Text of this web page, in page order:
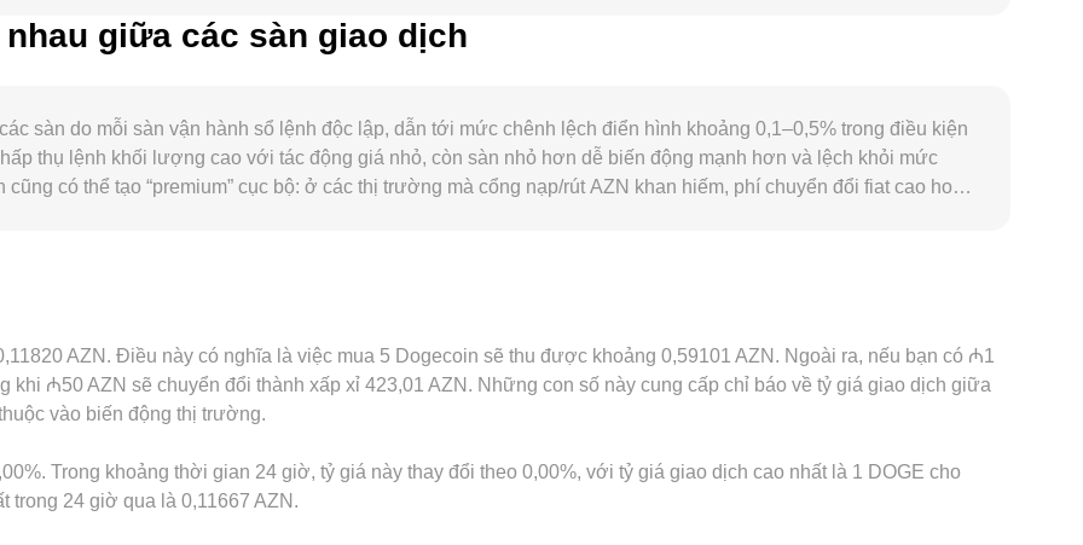
thanh khoản của DOGE cũng tồn tại dưới dạng token bọc trên các DEX, nơi giá hình thành theo cơ chế AMM
sản trong pool; giá cục bộ có thể xấp xỉ y/x trước phí và trượt giá. Những cơ chế này cùng nhau tạo nên mức
giữa các sàn giao dịch
sàn do mỗi sàn vận hành sổ lệnh độc lập, dẫn tới mức chênh lệch điển hình khoảng 0,1–0,5% trong điều kiện
thụ lệnh khối lượng cao với tác động giá nhỏ, còn sàn nhỏ hơn dễ biến động mạnh hơn và lệch khỏi mức
có thể tạo “premium” cục bộ: ở các thị trường mà cổng nạp/rút AZN khan hiếm, phí chuyển đổi fiat cao hoặc
AZN. Điều này có nghĩa là việc mua 5 Dogecoin sẽ thu được khoảng 0,59101 AZN. Ngoài ra, nếu bạn có ₼1
₼50 AZN sẽ chuyển đổi thành xấp xỉ 423,01 AZN. Những con số này cung cấp chỉ báo về tỷ giá giao dịch giữa
vào biến động thị trường.
Trong khoảng thời gian 24 giờ, tỷ giá này thay đổi theo 0,00%, với tỷ giá giao dịch cao nhất là 1 DOGE cho
trong 24 giờ qua là 0,11667 AZN.